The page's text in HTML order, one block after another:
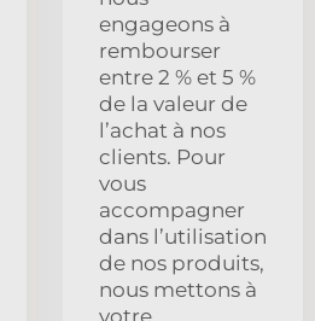
engageons à
rembourser
entre 2 % et 5 %
de la valeur de
l’achat à nos
clients. Pour
vous
accompagner
dans l’utilisation
de nos produits,
nous mettons à
votre